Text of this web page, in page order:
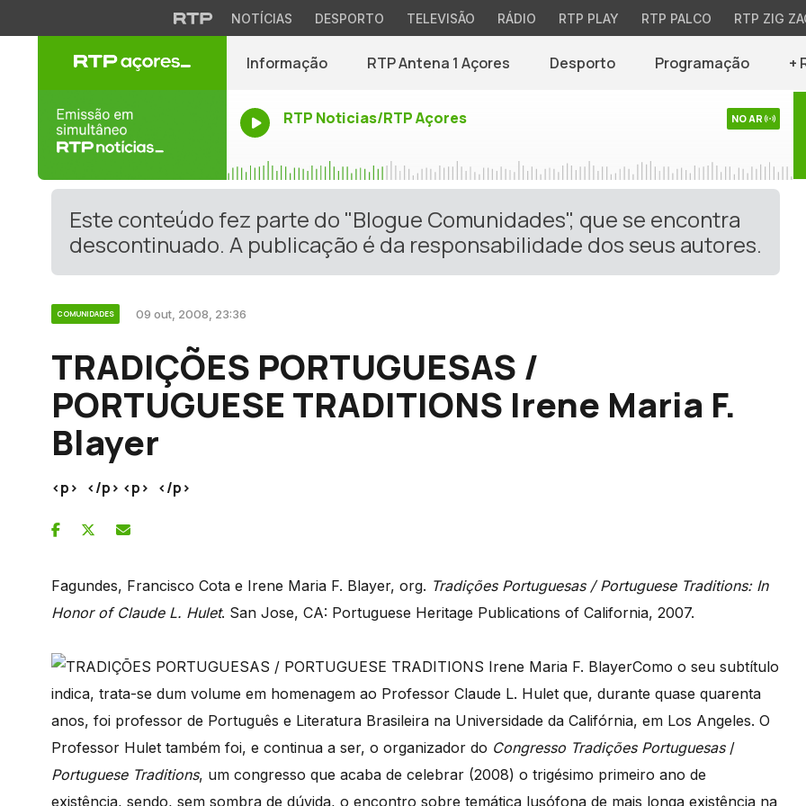
NOTÍCIAS DESPORTO TELEVISÃO RÁDIO RTP PLAY RTP PALCO RTP ZIG
Informação RTP Antena 1 Açores Desporto Programação +
RTP Noticias/RTP Açores NO AR
Este conteúdo fez parte do "Blogue Comunidades", que se encontra
descontinuado. A publicação é da responsabilidade dos seus autores.
COMUNIDADES 09 out, 2008, 23:36
TRADIÇÕES PORTUGUESAS /
PORTUGUESE TRADITIONS Irene Maria F.
Blayer
<p> </p> <p> </p>
Fagundes, Francisco Cota e Irene Maria F. Blayer, org. Tradições Portuguesas / Portuguese Traditions: In
Honor of Claude L. Hulet. San Jose, CA: Portuguese Heritage Publications of California, 2007.
Como o seu subtítulo
indica, trata-se dum volume em homenagem ao Professor Claude L. Hulet que, durante quase quarenta
anos, foi professor de Português e Literatura Brasileira na Universidade da Califórnia, em Los Angeles. O
Professor Hulet também foi, e continua a ser, o organizador do Congresso Tradições Portuguesas/
Portuguese Traditions, um congresso que acaba de celebrar (2008) o trigésimo primeiro ano de
existência, sendo, sem sombra de dúvida, o encontro sobre temática lusófona de mais longa existência na